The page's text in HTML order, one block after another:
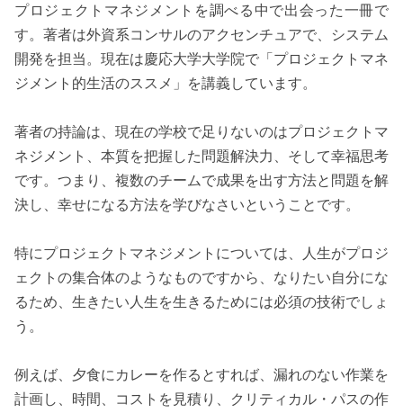
プロジェクトマネジメントを調べる中で出会った一冊で
す。著者は外資系コンサルのアクセンチュアで、システム
開発を担当。現在は慶応大学大学院で「プロジェクトマネ
ジメント的生活のススメ」を講義しています。
著者の持論は、現在の学校で足りないのはプロジェクトマ
ネジメント、本質を把握した問題解決力、そして幸福思考
です。つまり、複数のチームで成果を出す方法と問題を解
決し、幸せになる方法を学びなさいということです。
特にプロジェクトマネジメントについては、人生がプロジ
ェクトの集合体のようなものですから、なりたい自分にな
るため、生きたい人生を生きるためには必須の技術でしょ
う。
例えば、夕食にカレーを作るとすれば、漏れのない作業を
計画し、時間、コストを見積り、クリティカル・パスの作